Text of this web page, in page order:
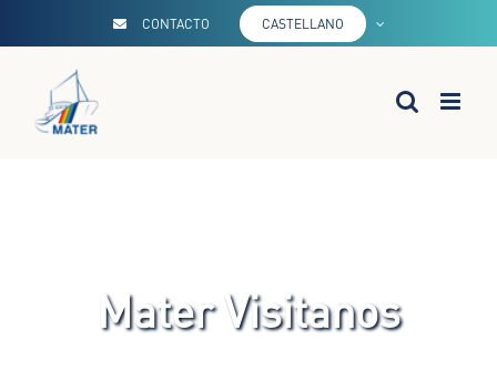
contenido
CONTACTO CASTELLANO
Mater Visitanos